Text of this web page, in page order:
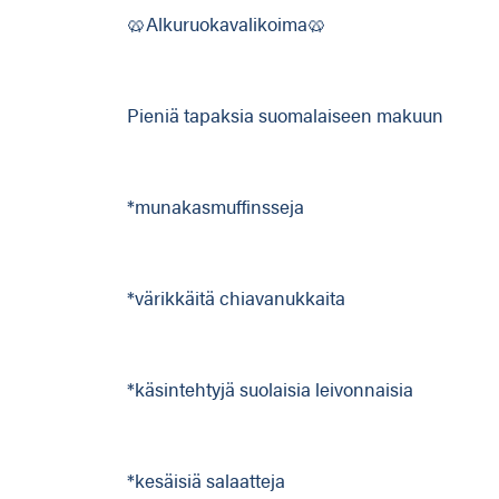
🥨Alkuruokavalikoima🥨
Pieniä tapaksia suomalaiseen makuun
*munakasmuffinsseja
*värikkäitä chiavanukkaita
*käsintehtyjä suolaisia leivonnaisia
*kesäisiä salaatteja